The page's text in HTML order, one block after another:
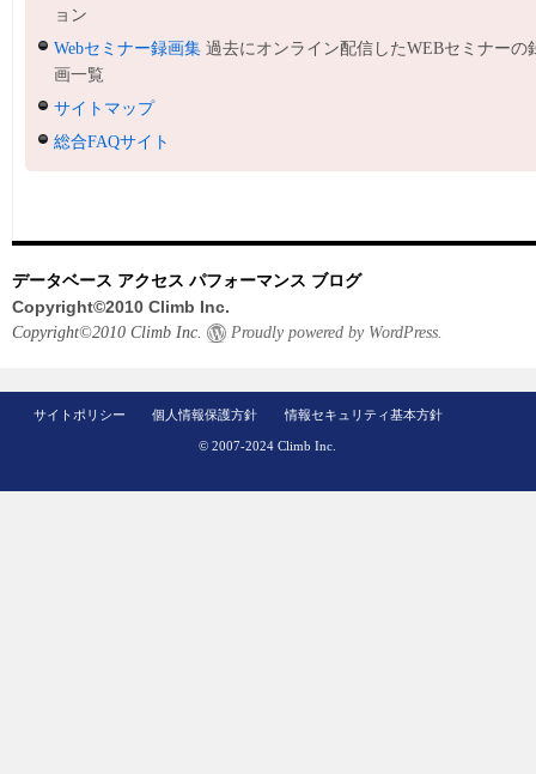
ョン
Webセミナー録画集 過去にオンライン配信したWEBセミナーの
画一覧
サイトマップ
総合FAQサイト
データベース アクセス パフォーマンス ブログ
Copyright©2010 Climb Inc.
Copyright©2010 Climb Inc. Proudly powered by WordPress.
サイトポリシー 個人情報保護方針 情報セキュリティ基本方針
© 2007-2024 Climb Inc.